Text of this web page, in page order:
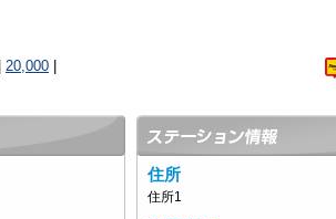
20,000
住所
住所1